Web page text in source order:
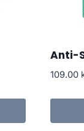
Anti-
109.00